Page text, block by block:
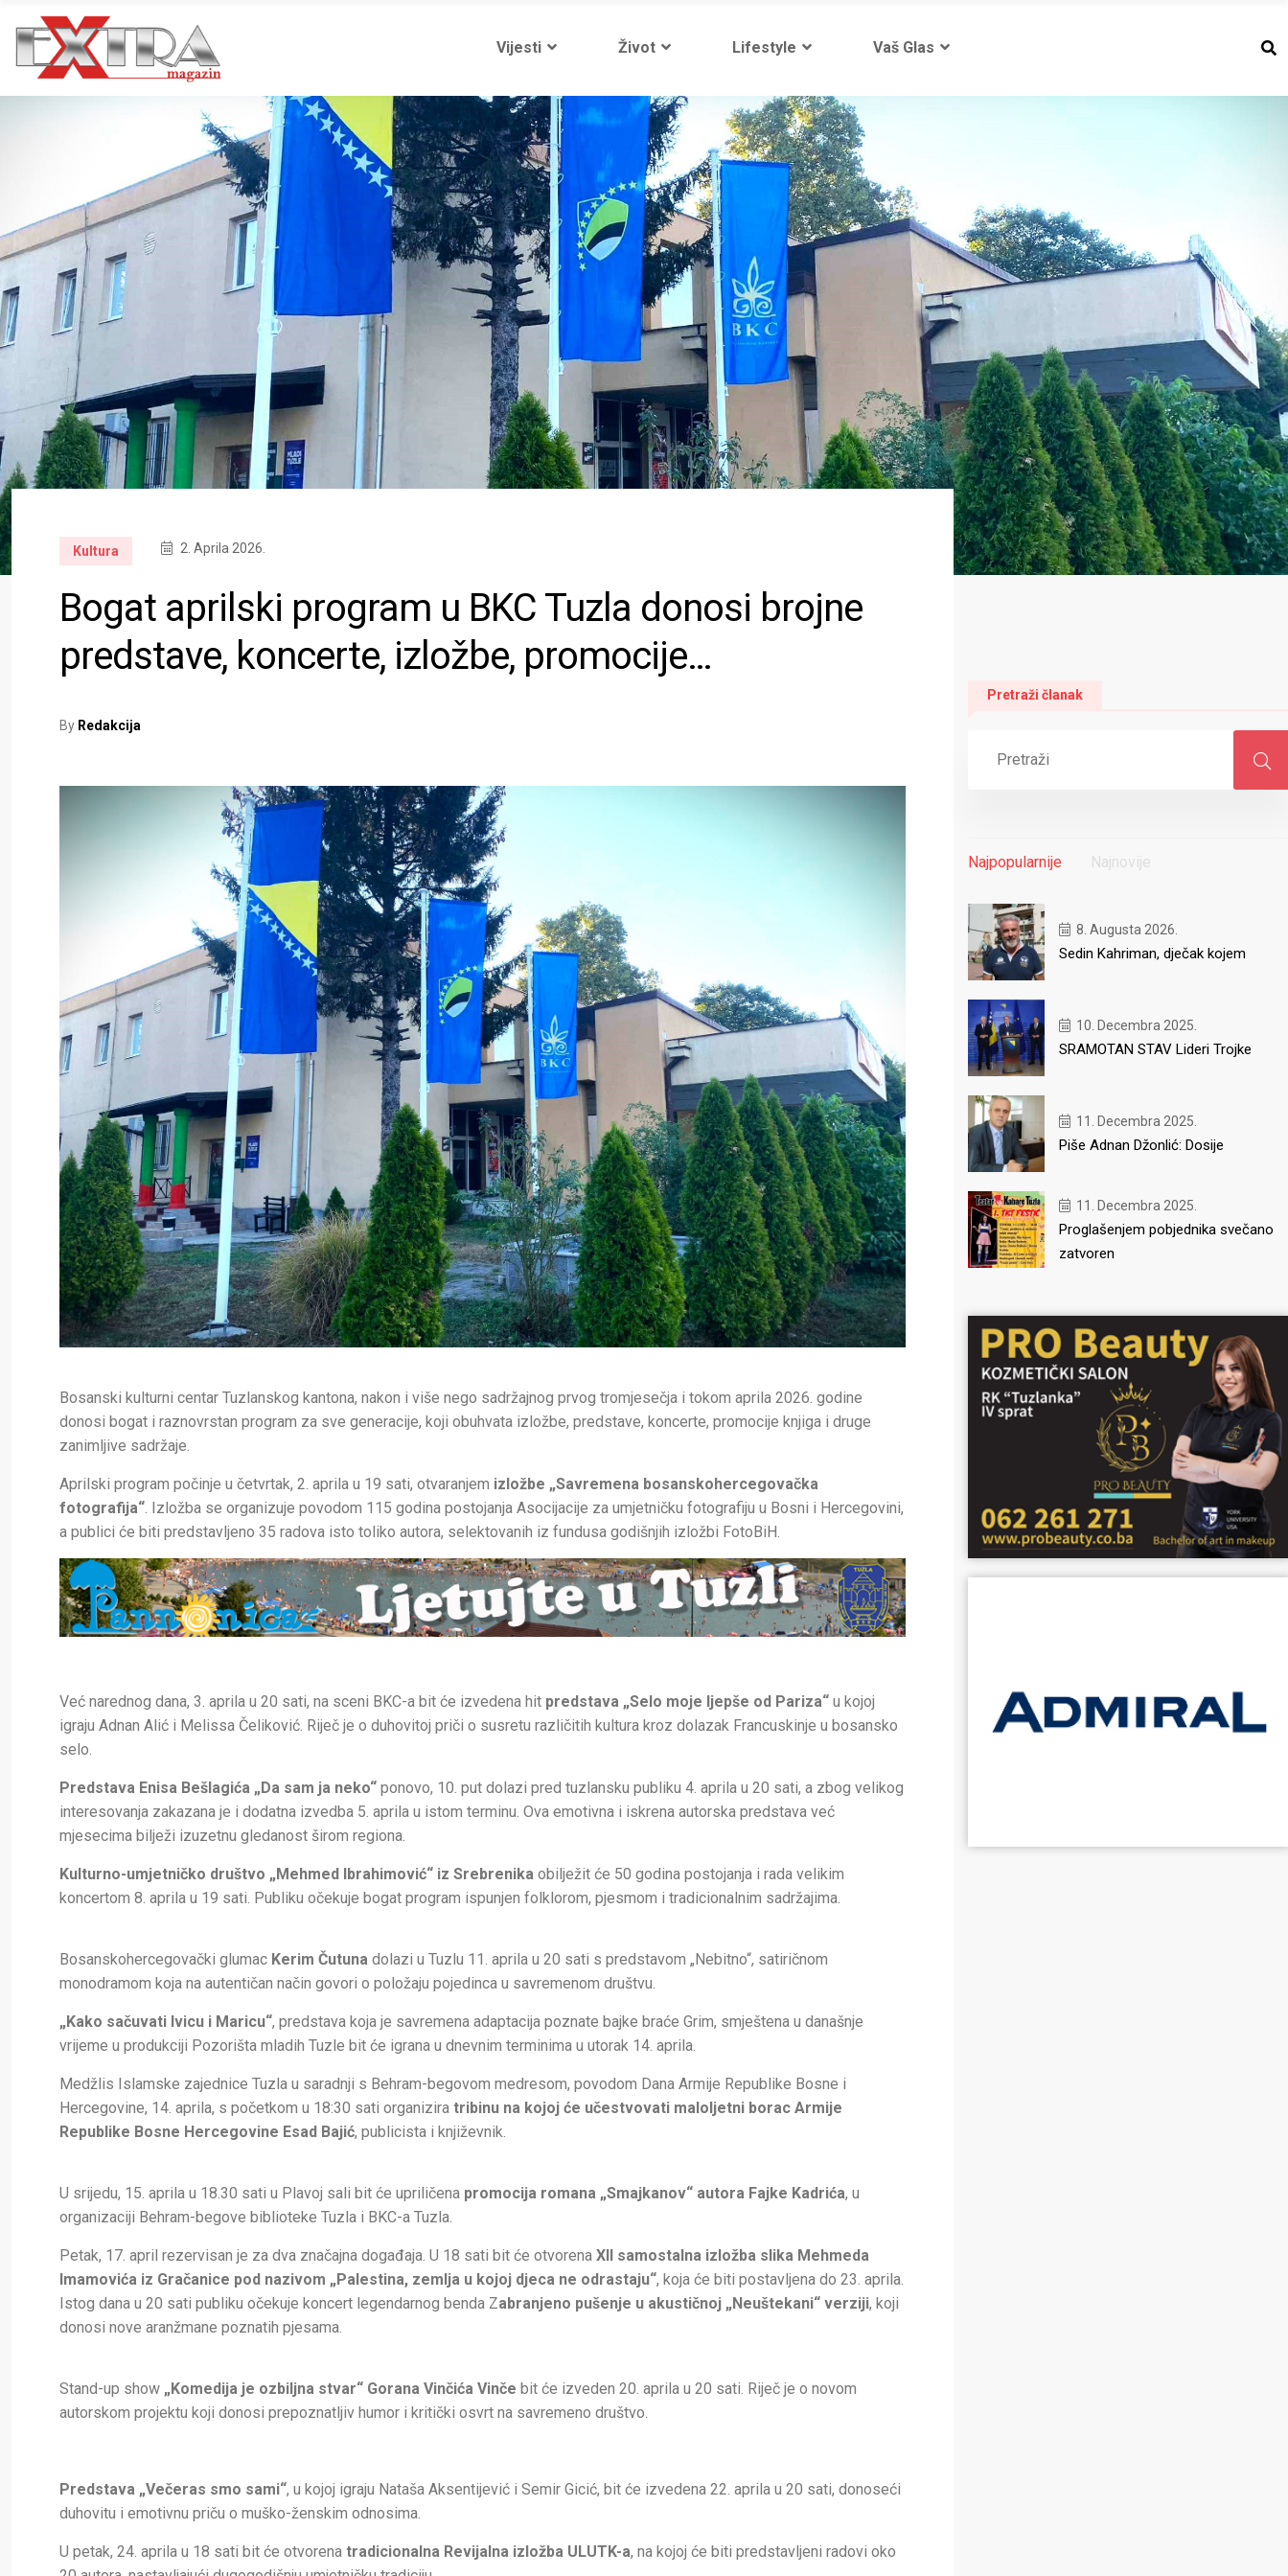
Vijesti Život Lifestyle Vaš Glas
Kultura 2. Aprila 2026.
Bogat aprilski program u BKC Tuzla donosi brojne
predstave, koncerte, izložbe, promocije…
By Redakcija
Bosanski kulturni centar Tuzlanskog kantona, nakon i više nego sadržajnog prvog tromjesečja i tokom aprila 2026. godine
donosi bogat i raznovrstan program za sve generacije, koji obuhvata izložbe, predstave, koncerte, promocije knjiga i druge
zanimljive sadržaje.
Aprilski program počinje u četvrtak, 2. aprila u 19 sati, otvaranjem izložbe „Savremena bosanskohercegovačka
fotografija“. Izložba se organizuje povodom 115 godina postojanja Asocijacije za umjetničku fotografiju u Bosni i Hercegovini,
a publici će biti predstavljeno 35 radova isto toliko autora, selektovanih iz fundusa godišnjih izložbi FotoBiH.
Već narednog dana, 3. aprila u 20 sati, na sceni BKC-a bit će izvedena hit predstava „Selo moje ljepše od Pariza“ u kojoj
igraju Adnan Alić i Melissa Čeliković. Riječ je o duhovitoj priči o susretu različitih kultura kroz dolazak Francuskinje u bosansko
selo.
Predstava Enisa Bešlagića „Da sam ja neko“ ponovo, 10. put dolazi pred tuzlansku publiku 4. aprila u 20 sati, a zbog velikog
interesovanja zakazana je i dodatna izvedba 5. aprila u istom terminu. Ova emotivna i iskrena autorska predstava već
mjesecima bilježi izuzetnu gledanost širom regiona.
Kulturno-umjetničko društvo „Mehmed Ibrahimović“ iz Srebrenika obilježit će 50 godina postojanja i rada velikim
koncertom 8. aprila u 19 sati. Publiku očekuje bogat program ispunjen folklorom, pjesmom i tradicionalnim sadržajima.
Bosanskohercegovački glumac Kerim Čutuna dolazi u Tuzlu 11. aprila u 20 sati s predstavom „Nebitno“, satiričnom
monodramom koja na autentičan način govori o položaju pojedinca u savremenom društvu.
„Kako sačuvati Ivicu i Maricu“, predstava koja je savremena adaptacija poznate bajke braće Grim, smještena u današnje
vrijeme u produkciji Pozorišta mladih Tuzle bit će igrana u dnevnim terminima u utorak 14. aprila.
Medžlis Islamske zajednice Tuzla u saradnji s Behram-begovom medresom, povodom Dana Armije Republike Bosne i
Hercegovine, 14. aprila, s početkom u 18:30 sati organizira tribinu na kojoj će učestvovati maloljetni borac Armije
Republike Bosne Hercegovine Esad Bajić, publicista i književnik.
U srijedu, 15. aprila u 18.30 sati u Plavoj sali bit će upriličena promocija romana „Smajkanov“ autora Fajke Kadrića, u
organizaciji Behram-begove biblioteke Tuzla i BKC-a Tuzla.
Petak, 17. april rezervisan je za dva značajna događaja. U 18 sati bit će otvorena XII samostalna izložba slika Mehmeda
Imamovića iz Gračanice pod nazivom „Palestina, zemlja u kojoj djeca ne odrastaju“, koja će biti postavljena do 23. aprila.
Istog dana u 20 sati publiku očekuje koncert legendarnog benda Zabranjeno pušenje u akustičnoj „Neuštekani“ verziji, koji
donosi nove aranžmane poznatih pjesama.
Stand-up show „Komedija je ozbiljna stvar“ Gorana Vinčića Vinče bit će izveden 20. aprila u 20 sati. Riječ je o novom
autorskom projektu koji donosi prepoznatljiv humor i kritički osvrt na savremeno društvo.
Predstava „Večeras smo sami“, u kojoj igraju Nataša Aksentijević i Semir Gicić, bit će izvedena 22. aprila u 20 sati, donoseći
duhovitu i emotivnu priču o muško-ženskim odnosima.
U petak, 24. aprila u 18 sati bit će otvorena tradicionalna Revijalna izložba ULUTK-a, na kojoj će biti predstavljeni radovi oko
Pretraži članak
Najpopularnije Najnovije
8. Augusta 2026.
Sedin Kahriman, dječak kojem
10. Decembra 2025.
SRAMOTAN STAV Lideri Trojke
11. Decembra 2025.
Piše Adnan Džonlić: Dosije
11. Decembra 2025.
Proglašenjem pobjednika svečano
zatvoren